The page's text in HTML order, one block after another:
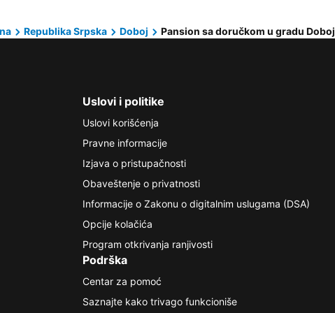
Republika Srpska Doboj Pansion sa doručkom u gradu Doboj
Uslovi i politike
Uslovi korišćenja
Pravne informacije
Izjava o pristupačnosti
Obaveštenje o privatnosti
Informacije o Zakonu o digitalnim uslugama (DSA)
Opcije kolačića
Program otkrivanja ranjivosti
Podrška
Centar za pomoć
Saznajte kako trivago funkcioniše